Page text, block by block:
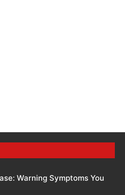
Warning Symptoms You